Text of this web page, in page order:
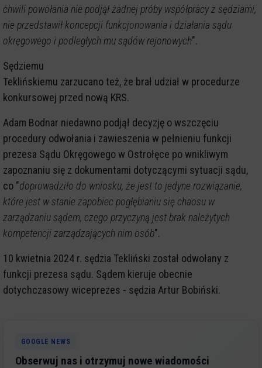
chwili powołania nie podjął żadnej próby współpracy z sędziami,
nie przedstawił koncepcji funkcjonowania i działania sądu
okręgowego i podległych mu sądów rejonowych".
Sędziemu
Teklińskiemu zarzucano też, że brał udział w procedurze
konkursowej przed nową KRS.
Adam Bodnar niedawno podjął decyzję o wszczęciu
procedury odwołania i zawieszenia w pełnieniu funkcji
prezesa Sądu Okręgowego w Ostrołęce po wnikliwym
zapoznaniu się z dokumentami dotyczącymi sytuacji sądu,
co "doprowadziło do wniosku, że jest to jedyne rozwiązanie,
które jest w stanie zapobiec pogłębianiu się chaosu w
zarządzaniu sądem, czego przyczyną jest brak należytych
kompetencji zarządzających nim osób".
10 kwietnia 2024 r. sędzia Tekliński został odwołany z
funkcji prezesa sądu. Sądem kieruje obecnie
dotychczasowy wiceprezes - sędzia Artur Bobiński.
GOOGLE NEWS
Obserwuj nas i otrzymuj nowe wiadomości